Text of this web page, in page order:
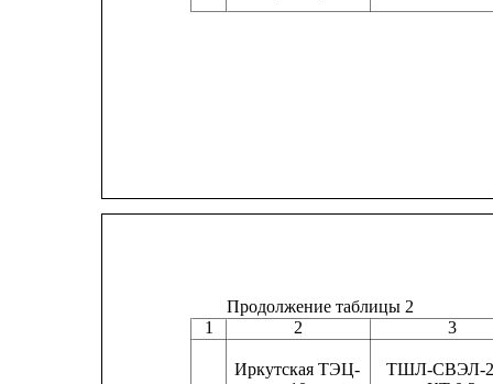
1
Продолжение таблицы 2
2
3
Иркутская ТЭЦ-
ТШЛ-СВЭЛ-